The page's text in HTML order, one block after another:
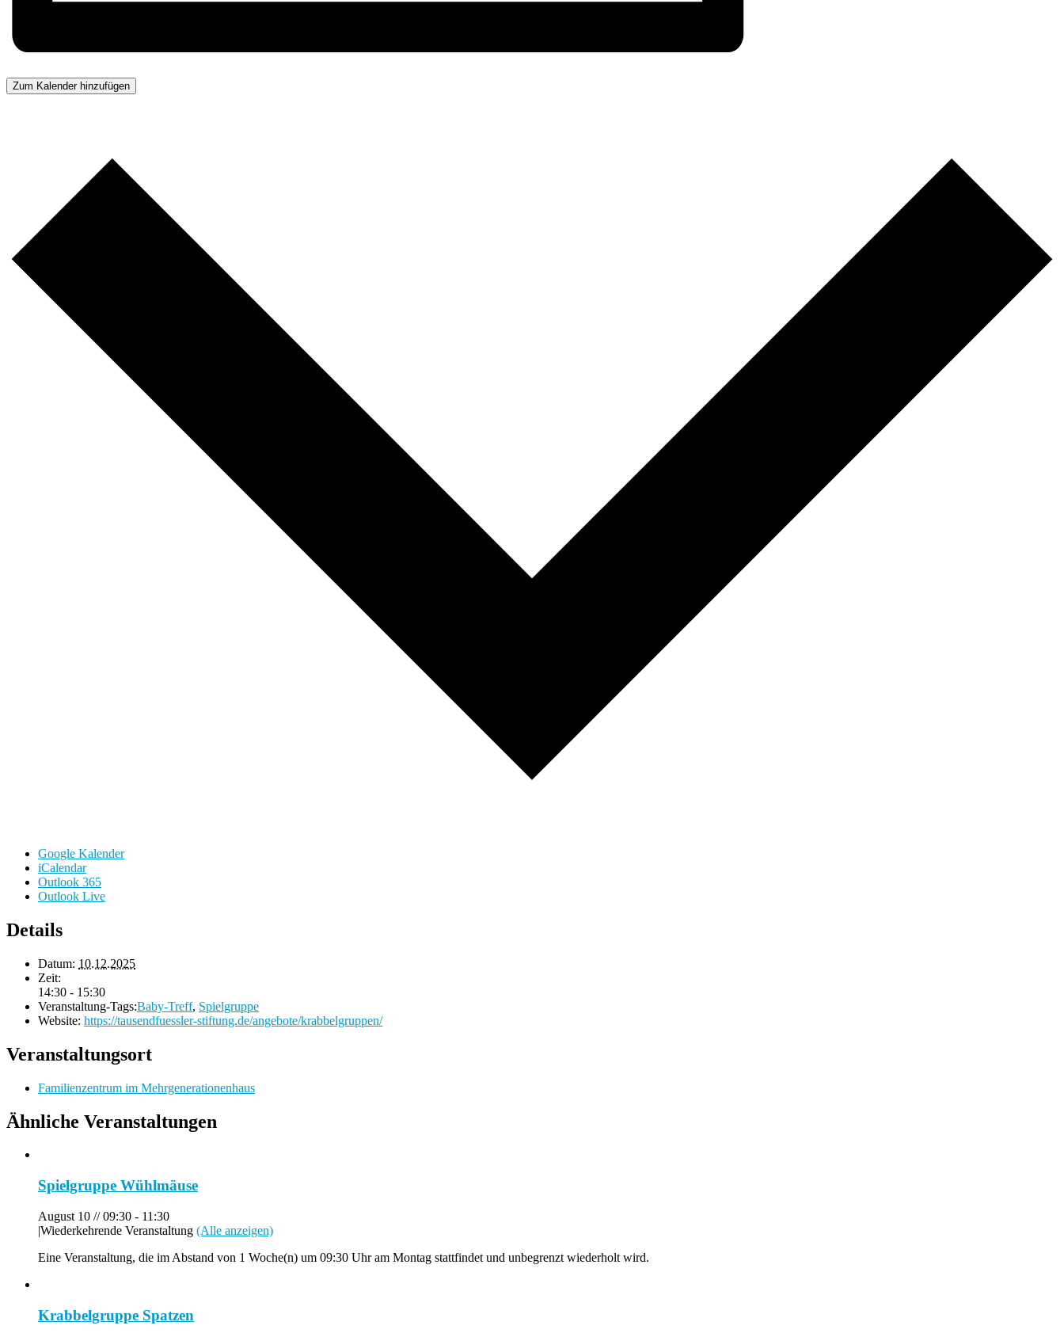
Zum Kalender hinzufügen
Google Kalender
iCalendar
Outlook 365
Outlook Live
Details
Datum: 10.12.2025
Zeit:
14:30 - 15:30
Veranstaltung-Tags:Baby-Treff, Spielgruppe
Website: https://tausendfuessler-stiftung.de/angebote/krabbelgruppen/
Veranstaltungsort
Familienzentrum im Mehrgenerationenhaus
Ähnliche Veranstaltungen
Spielgruppe Wühlmäuse
August 10 // 09:30 - 11:30
|Wiederkehrende Veranstaltung (Alle anzeigen)
Eine Veranstaltung, die im Abstand von 1 Woche(n) um 09:30 Uhr am Montag stattfindet und unbegrenzt wiederholt wird.
Krabbelgruppe Spatzen